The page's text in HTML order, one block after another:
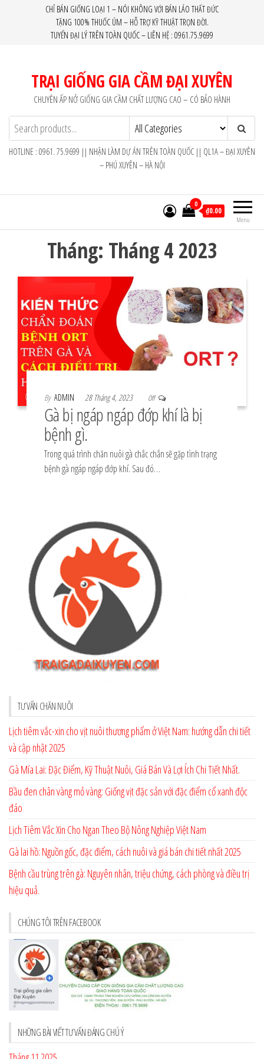
CHỈ BÁN GIỐNG LOẠI 1 – NÓI KHÔNG VỚI BÁN LÁO THẤT ĐỨC
TẶNG 100% THUỐC ÚM – HỖ TRỢ KỸ THUẬT TRỌN ĐỜI.
TUYỂN ĐẠI LÝ TRÊN TOÀN QUỐC – LIÊN HỆ : 0961.75.9699
TRẠI GIỐNG GIA CẦM ĐẠI XUYÊN
CHUYÊN ẤP NỞ GIỐNG GIA CẦM CHẤT LƯỢNG CAO – CÓ BẢO HÀNH
HOTLINE : 0961. 75.9699 || NHẬN LÀM DỰ ÁN TRÊN TOÀN QUỐC || QL1A – ĐẠI XUYÊN
– PHÚ XUYÊN – HÀ NỘI
Menu
0
₫0.00
Tháng: Tháng 4 2023
By ADMIN 28 Tháng 4, 2023 Off
Gà bị ngáp ngáp đớp khí là bị
bệnh gì.
Trong quá trình chăn nuôi gà chắc chắn sẽ gặp tình trạng
bệnh gà ngáp ngáp đớp khí. Sau đó…
TƯ VẤN CHĂN NUÔI
Lịch tiêm vắc-xin cho vịt nuôi thương phẩm ở Việt Nam: hướng dẫn chi tiết
và cập nhật 2025
Gà Mía Lai: Đặc Điểm, Kỹ Thuật Nuôi, Giá Bán Và Lợi Ích Chi Tiết Nhất.
Bầu đen chân vàng mỏ vàng: Giống vịt đặc sản với đặc điểm cổ xanh độc
đáo
Lịch Tiêm Vắc Xin Cho Ngan Theo Bộ Nông Nghiệp Việt Nam
Gà lai hồ: Nguồn gốc, đặc điểm, cách nuôi và giá bán chi tiết nhất 2025
Bệnh cầu trùng trên gà: Nguyên nhân, triệu chứng, cách phòng và điều trị
hiệu quả.
CHÚNG TÔI TRÊN FACEBOOK
NHỮNG BÀI VIẾT TƯ VẤN ĐÁNG CHÚ Ý